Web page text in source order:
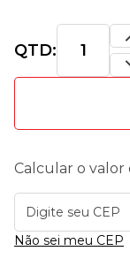
QTD:
Calcular o
Não sei meu CEP